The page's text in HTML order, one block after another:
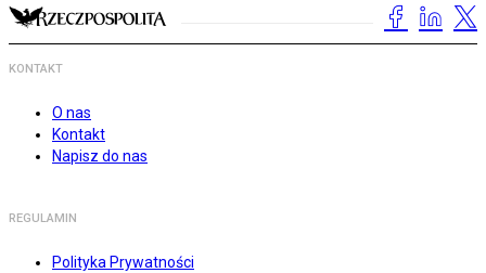
KONTAKT
O nas
Kontakt
Napisz do nas
REGULAMIN
Polityka Prywatności